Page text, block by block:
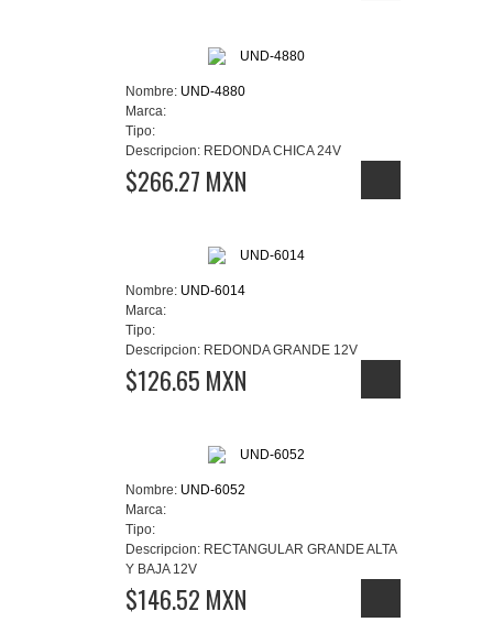
Nombre: UND-4880
Marca:
Tipo:
Descripcion: REDONDA CHICA 24V
$266.27 MXN
Nombre: UND-6014
Marca:
Tipo:
Descripcion: REDONDA GRANDE 12V
$126.65 MXN
Nombre: UND-6052
Marca:
Tipo:
Descripcion: RECTANGULAR GRANDE ALTA
Y BAJA 12V
$146.52 MXN